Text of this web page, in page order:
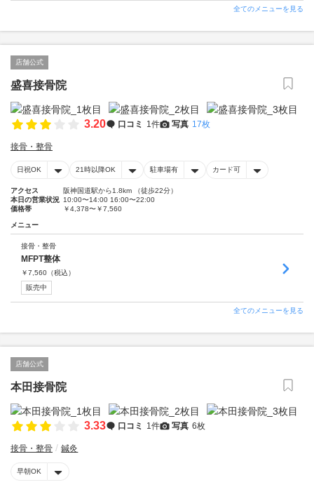
全てのメニューを見る
店舗公式
盛喜接骨院
3.20 口コミ 1件 写真 17枚
接骨・整骨
日祝OK 21時以降OK 駐車場有 カード可
アクセス
阪神国道駅から1.8km （徒歩22分）
本日の営業状況 10:00〜14:00 16:00〜22:00
価格帯
￥4,378〜￥7,560
メニュー
接骨・整骨
MFPT整体
￥7,560 （税込）
販売中
全てのメニューを見る
店舗公式
本田接骨院
3.33 口コミ 1件 写真 6枚
接骨・整骨 鍼灸
早朝OK